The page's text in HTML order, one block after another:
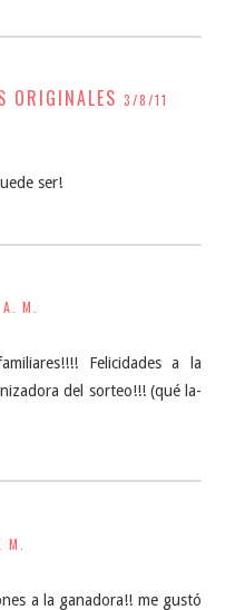
ORIGINALES 3/8/11
ser!
M.
Felicidades a la
del sorteo!!! (qué la-
a la ganadora!! me gustó